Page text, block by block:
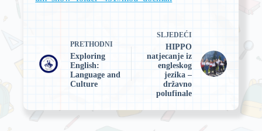
PRETHODNI
Exploring
English:
Language and
Culture
SLJEDEĆI
HIPPO
natjecanje iz
engleskog
jezika –
državno
polufinale